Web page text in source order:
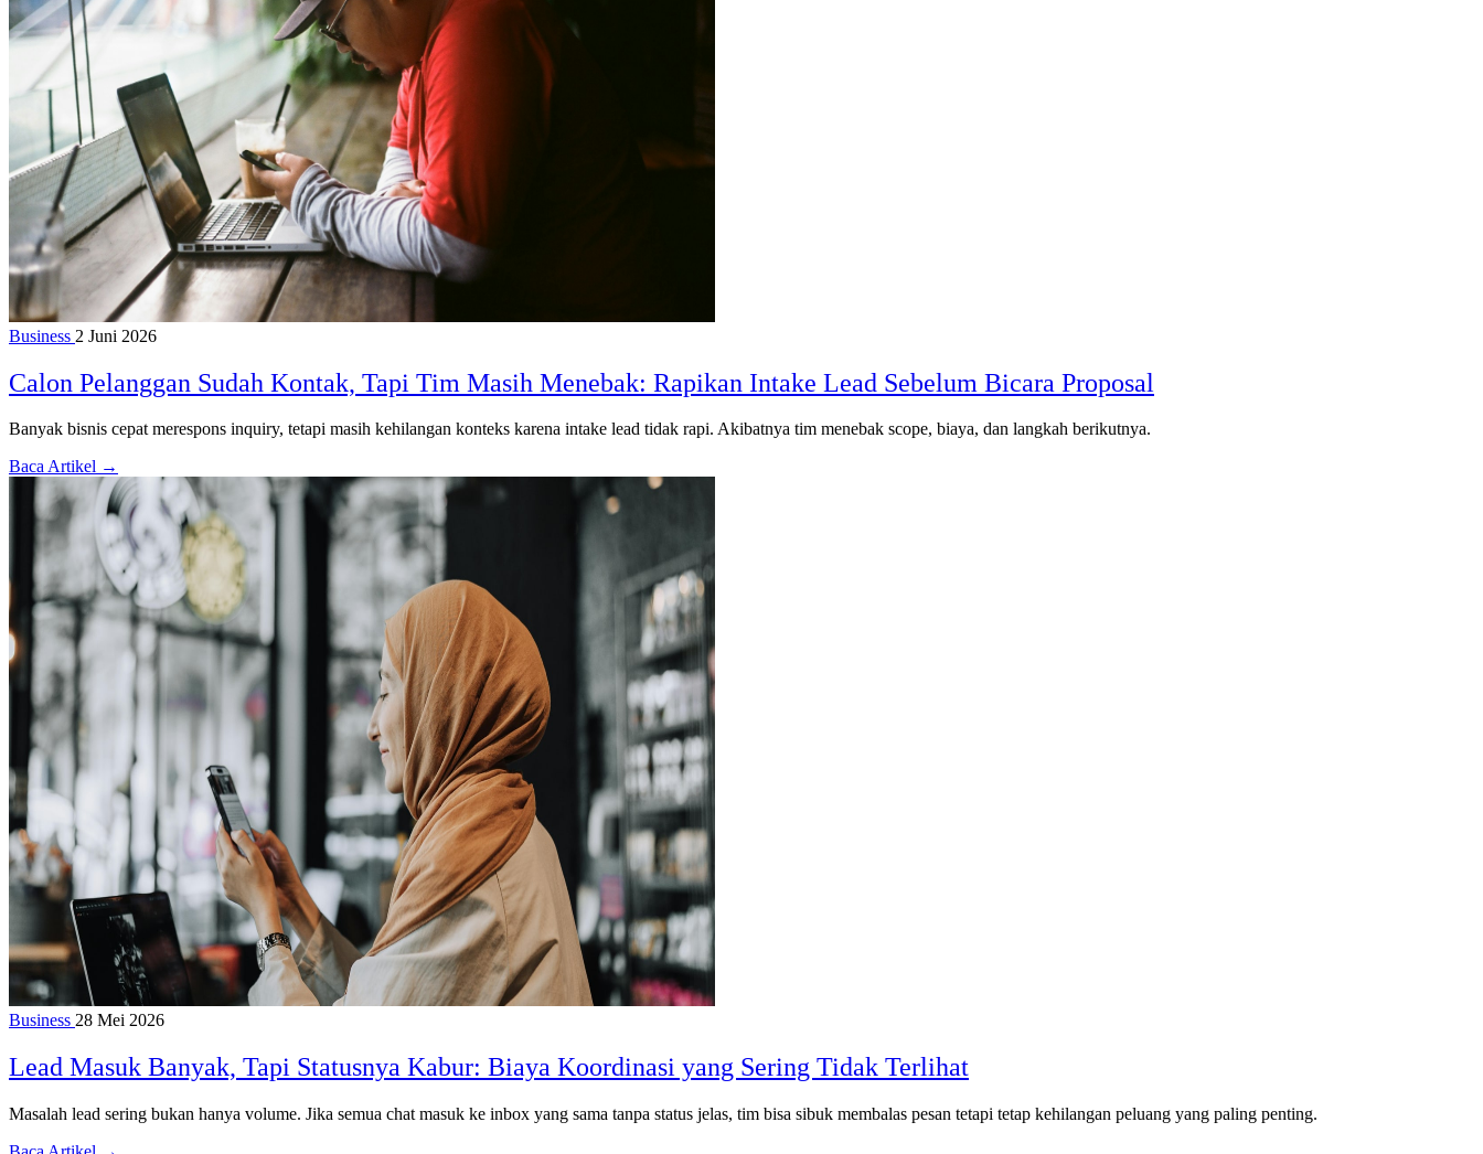
Business 2 Juni 2026
Calon Pelanggan Sudah Kontak, Tapi Tim Masih Menebak: Rapikan Intake Lead Sebelum Bicara Proposal
Banyak bisnis cepat merespons inquiry, tetapi masih kehilangan konteks karena intake lead tidak rapi. Akibatnya tim menebak scope, biaya, dan langkah berikutnya.
Baca Artikel →
Business 28 Mei 2026
Lead Masuk Banyak, Tapi Statusnya Kabur: Biaya Koordinasi yang Sering Tidak Terlihat
Masalah lead sering bukan hanya volume. Jika semua chat masuk ke inbox yang sama tanpa status jelas, tim bisa sibuk membalas pesan tetapi tetap kehilangan peluang yang paling penting.